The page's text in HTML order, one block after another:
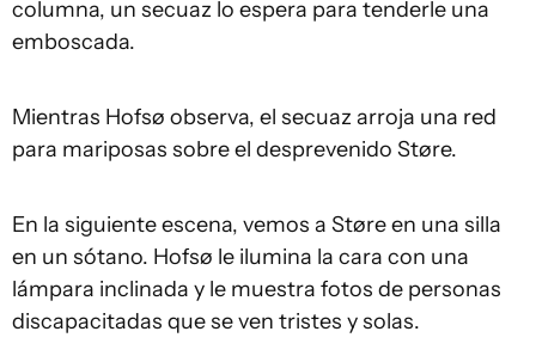
columna, un secuaz lo espera para tenderle una
emboscada.
Mientras Hofsø observa, el secuaz arroja una red
para mariposas sobre el desprevenido Støre.
En la siguiente escena, vemos a Støre en una silla
en un sótano. Hofsø le ilumina la cara con una
lámpara inclinada y le muestra fotos de personas
discapacitadas que se ven tristes y solas.